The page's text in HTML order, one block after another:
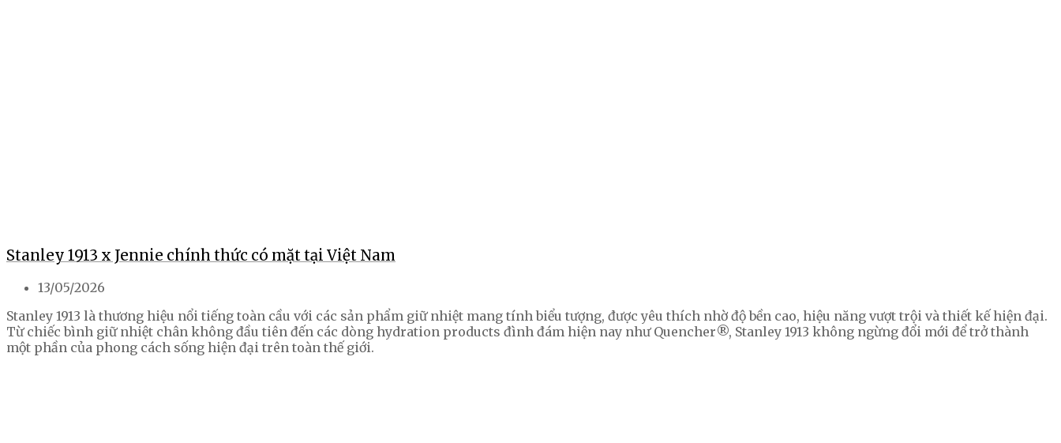
Stanley 1913 x Jennie chính thức có mặt tại Việt Nam
13/05/2026
Stanley 1913 là thương hiệu nổi tiếng toàn cầu với các sản phẩm giữ nhiệt mang tính biểu tượng, được yêu thích nhờ độ bền cao, hiệu năng vượt trội và thiết kế hiện đại.
Từ chiếc bình giữ nhiệt chân không đầu tiên đến các dòng hydration products đình đám hiện nay như Quencher®, Stanley 1913 không ngừng đổi mới để trở thành
một phần của phong cách sống hiện đại trên toàn thế giới.